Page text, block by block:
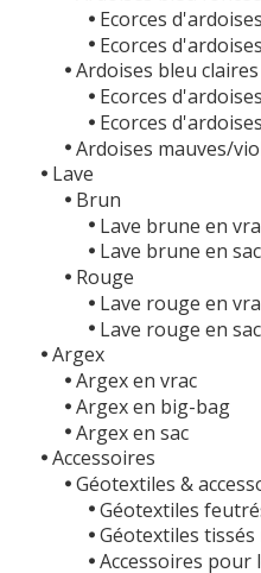
Ecorces
Ecorces
Ardoises bleu claires
Ecorces
Ecorces
Ardoises mauves/
Lave
Brun
Lave brune en
Lave brune en sac
Rouge
Lave rouge en
Lave rouge en sac
Argex
Argex en vrac
Argex en big-bag
Argex en sac
Accessoires
Géotextiles &
Géotextiles
Géotextiles
Accessoires pour